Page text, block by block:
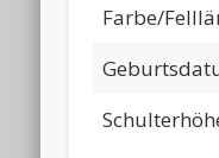
Farbe/